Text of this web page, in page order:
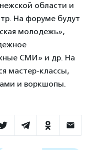
области и
На форуме будут
молодежь»,
СМИ» и др. На
мастер-классы,
и воркшопы.